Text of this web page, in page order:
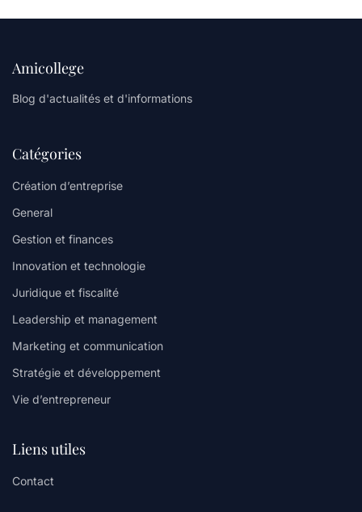
Amicollege
Blog d'actualités et d'informations
Catégories
Création d’entreprise
General
Gestion et finances
Innovation et technologie
Juridique et fiscalité
Leadership et management
Marketing et communication
Stratégie et développement
Vie d’entrepreneur
Liens utiles
Contact